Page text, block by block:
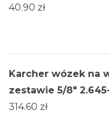
40.90 zł
Karcher wózek na
zestawie 5/8"
314.60 zł